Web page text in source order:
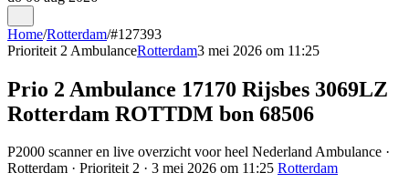
Home/Rotterdam/#127393
Prioriteit 2 AmbulanceRotterdam3 mei 2026 om 11:25
Prio 2 Ambulance 17170 Rijsbes 3069LZ
Rotterdam ROTTDM bon 68506
P2000 scanner en live overzicht voor heel Nederland Ambulance ·
Rotterdam · Prioriteit 2 · 3 mei 2026 om 11:25 Rotterdam